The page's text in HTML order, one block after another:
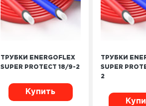
ТРУБКИ ENERGOFLEX
SUPER PROTECT 18/9-2
Купить
ТРУБКИ
SUPER
2